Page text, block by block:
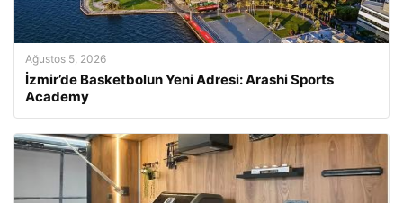
Ağustos 5, 2026
İzmir’de Basketbolun Yeni Adresi: Arashi Sports
Academy